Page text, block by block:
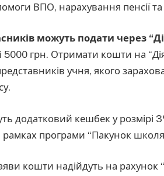
ВПО, нарахування пенсії
можуть подати через
грн. Отримати кошти на
учня, якого
додатковий кешбек у розмірі
рамках програми “Пакунок
кошти надійдуть на рахунок